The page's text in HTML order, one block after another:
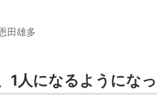
田雄多
1人になるようにな